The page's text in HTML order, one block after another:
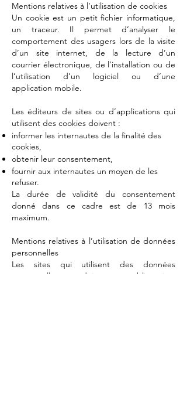
Mentions relatives à l’utilisation de cookies
Un cookie est un petit fichier informatique,
un traceur. Il permet d’analyser le
comportement des usagers lors de la visite
d’un site internet, de la lecture d’un
courrier électronique, de l’installation ou de
l’utilisation d’un logiciel ou d’une
application mobile.
Les éditeurs de sites ou d’applications qui
utilisent des cookies doivent :
informer les internautes de la finalité des
cookies,
obtenir leur consentement,
fournir aux internautes un moyen de les
refuser.
La durée de validité du consentement
donné dans ce cadre est de 13 mois
maximum.
Mentions relatives à l’utilisation de données
personnelles
Les sites qui utilisent des données
personnelles doivent obligatoires